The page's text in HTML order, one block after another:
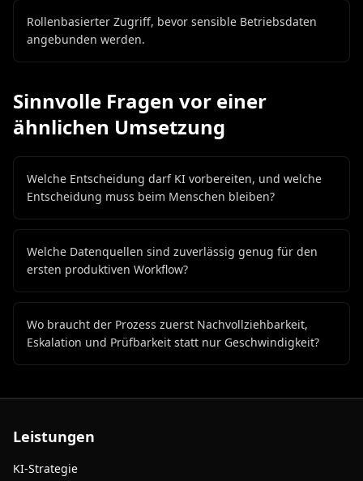
Rollenbasierter Zugriff, bevor sensible Betriebsdaten
angebunden werden.
Sinnvolle Fragen vor einer
ähnlichen Umsetzung
Welche Entscheidung darf KI vorbereiten, und welche
Entscheidung muss beim Menschen bleiben?
Welche Datenquellen sind zuverlässig genug für den
ersten produktiven Workflow?
Wo braucht der Prozess zuerst Nachvollziehbarkeit,
Eskalation und Prüfbarkeit statt nur Geschwindigkeit?
Leistungen
KI-Strategie